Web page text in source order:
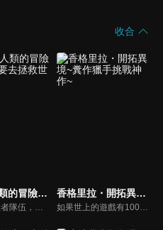
收合
不相信人類的冒險者們好像要去拯救世界
被趕出冒險者隊伍，又被女友欺騙的落魄輕戰士尼克，來到了一間酒館，像是要把一切煩心事都拋到九霄雲外似地猛灌酒。「人類什麼的能信個屁啊！！！！」焦躁和不滿不由自主地脫口而出。本該是只屬於自己的這股情緒，卻有四個人同時發出了相同聲音。各自懷著創傷，屬於他們的正宗冒險即將開幕！
香格里拉・開拓異境~糞作獵手挑戰神作~
如果世上的遊戲有100款神作，就有1000款糞作。這是深愛糞作也為糞作所鍾愛的男人「陽務樂郎」挑戰與糞作完全極端的神作「香格里拉．開拓異境」的故事。以每個人都有過的遊戲體驗描寫全新感覺的奇幻故事，讓沉浸在過去回憶的大人們＆活在先進科技中的年輕人。